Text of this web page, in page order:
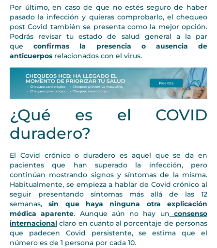
Por último, en caso de que no estés seguro de haber
pasado la infección y quieras comprobarlo, el chequeo
post Covid también se presenta como la mejor opción.
Podrás revisar tu estado de salud general a la par
queconfirmas la presencia o ausencia de
anticuerpos relacionados con el virus.
¿Qué es el COVID
duradero?
El Covid crónico o duradero es aquel que se da en
pacientes que han superado la infección, pero
continúan mostrando signos y síntomas de la misma.
Habitualmente, se empieza a hablar de Covid crónico al
seguir presentando síntomas más allá de las 12
semanas,sin que haya ninguna otra explicación
médica aparente. Aunque aún no hay un consenso
internacional claro en cuanto al porcentaje de personas
que padecen Covid persistente, se estima que el
número es de 1 persona por cada 10.